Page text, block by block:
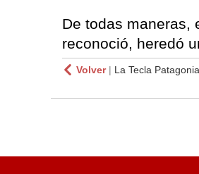
De todas maneras,
reconoció, heredó
Volver| La Tecla Patagonia